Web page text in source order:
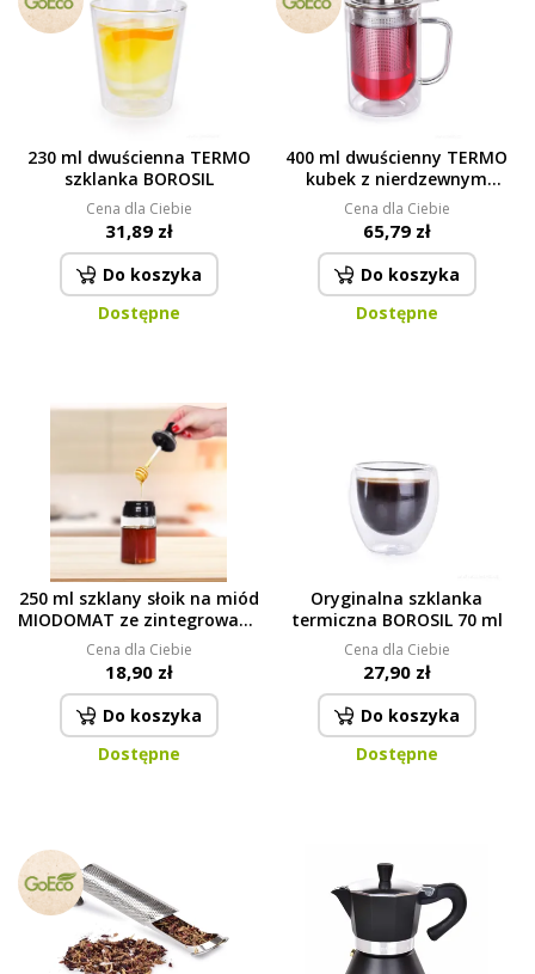
230 ml dwuścienna TERMO
szklanka BOROSIL
Cena dla Ciebie
31,89 zł
Do koszyka
Dostępne
400 ml dwuścienny TERMO
kubek z nierdzewnym
sitkiem BOROSIL DOUBLE-
GLASS
Cena dla Ciebie
65,79 zł
Do koszyka
Dostępne
250 ml szklany słoik na miód
MIODOMAT ze zintegrowaną
miodołyżeczką
Cena dla Ciebie
18,90 zł
Do koszyka
Dostępne
Oryginalna szklanka
termiczna BOROSIL 70 ml
Cena dla Ciebie
27,90 zł
Do koszyka
Dostępne